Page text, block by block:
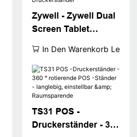
Zywell - Zywell Dual
Screen Tablet
80mm Thermal -
Quittungsbezeichnu
ng Drucker
Edelstahlständer
Druckerständer
In Den Warenkorb Legen
TS31 POS -
Druckerständer - 360